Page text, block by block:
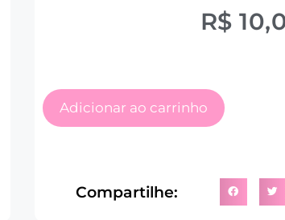
R$
Adicionar ao carrinho
Compartilhe: